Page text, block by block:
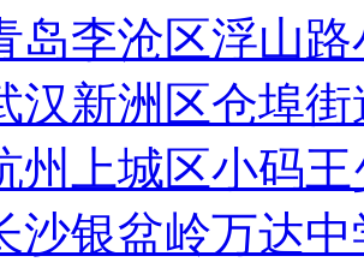
岛李沧区浮山
汉新洲区仓埠
州上城区小码
沙银盆岭万达